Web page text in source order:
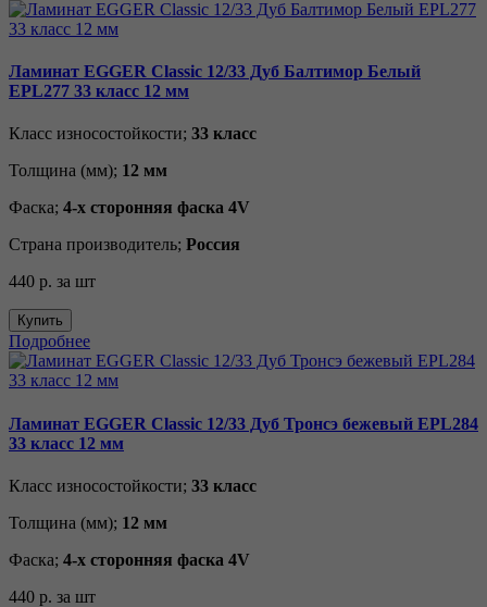
Ламинат EGGER Classic 12/33 Дуб Балтимор Белый
EPL277 33 класс 12 мм
Класс износостойкости; 33 класс
Толщина (мм); 12 мм
Фаска; 4-х сторонняя фаска 4V
Страна производитель; Россия
440 р. за шт
Купить
Подробнее
Ламинат EGGER Classic 12/33 Дуб Тронсэ бежевый EPL284
33 класс 12 мм
Класс износостойкости; 33 класс
Толщина (мм); 12 мм
Фаска; 4-х сторонняя фаска 4V
440 р. за шт